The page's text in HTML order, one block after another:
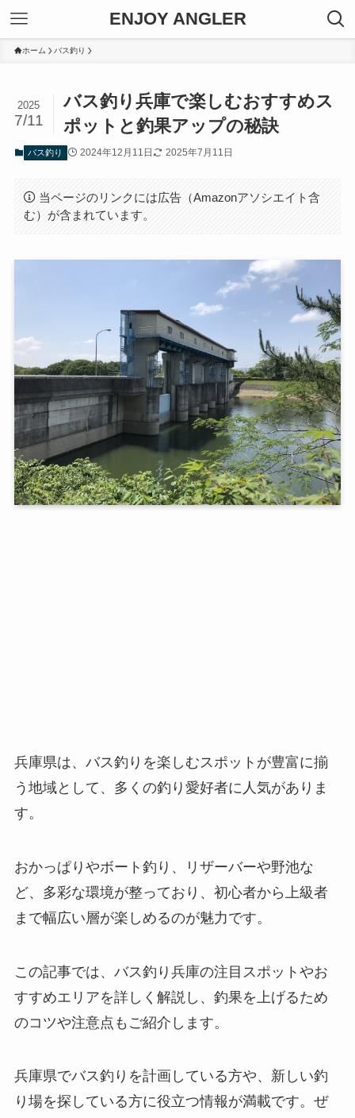
ENJOY ANGLER
ホーム バス釣り
バス釣り兵庫で楽しむおすすめス
ポットと釣果アップの秘訣
2025
7/11
バス釣り 2024年12月11日 2025年7月11日
当ページのリンクには広告（Amazonアソシエイト含
む）が含まれています。
兵庫県は、バス釣りを楽しむスポットが豊富に揃
う地域として、多くの釣り愛好者に人気がありま
す。
おかっぱりやボート釣り、リザーバーや野池な
ど、多彩な環境が整っており、初心者から上級者
まで幅広い層が楽しめるのが魅力です。
この記事では、バス釣り兵庫の注目スポットやお
すすめエリアを詳しく解説し、釣果を上げるため
のコツや注意点もご紹介します。
兵庫県でバス釣りを計画している方や、新しい釣
り場を探している方に役立つ情報が満載です。ぜ